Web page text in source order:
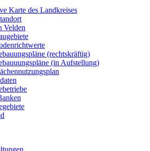
Karte des Landkreises
Velden
(rechtskräftig)
(in Aufstellung)